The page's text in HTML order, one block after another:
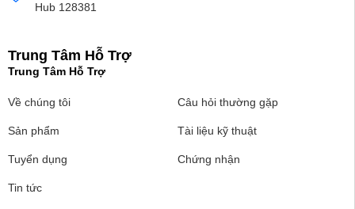
Hub 128381
Trung Tâm Hỗ Trợ
Trung Tâm Hỗ Trợ
Về chúng tôi
Sản phẩm
Tuyển dụng
Tin tức
Câu hỏi thường gặp
Tài liệu kỹ thuật
Chứng nhận